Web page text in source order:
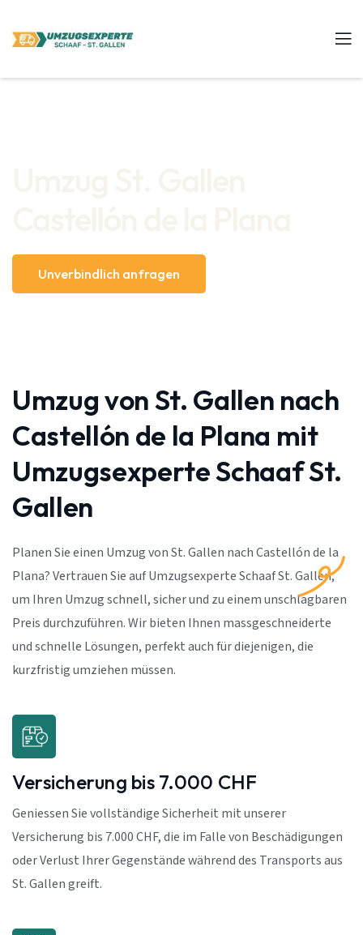
Unverbindlich anfragen
Umzug von St. Gallen nach
Castellón de la Plana mit
Umzugsexperte Schaaf St.
Gallen
Planen Sie einen Umzug von St. Gallen nach Castellón de la
Plana? Vertrauen Sie auf Umzugsexperte Schaaf St. Gallen,
um Ihren Umzug schnell, sicher und zu einem unschlagbaren
Preis durchzuführen. Wir bieten Ihnen massgeschneiderte
und schnelle Lösungen, perfekt auch für diejenigen, die
kurzfristig umziehen müssen.
Versicherung bis 7.000 CHF
Geniessen Sie vollständige Sicherheit mit unserer
Versicherung bis 7.000 CHF, die im Falle von Beschädigungen
oder Verlust Ihrer Gegenstände während des Transports aus
St. Gallen greift.